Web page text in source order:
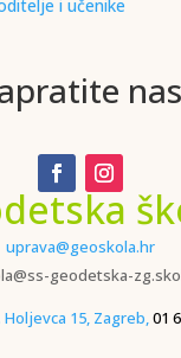
i učenike
nas
uprava@geoskola.hr
geodetska-
Holjevca 15, Zagreb,01